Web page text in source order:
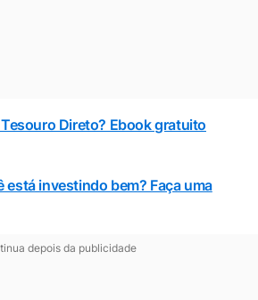
Direto? Ebook gratuito
está investindo bem? Faça uma
depois da publicidade